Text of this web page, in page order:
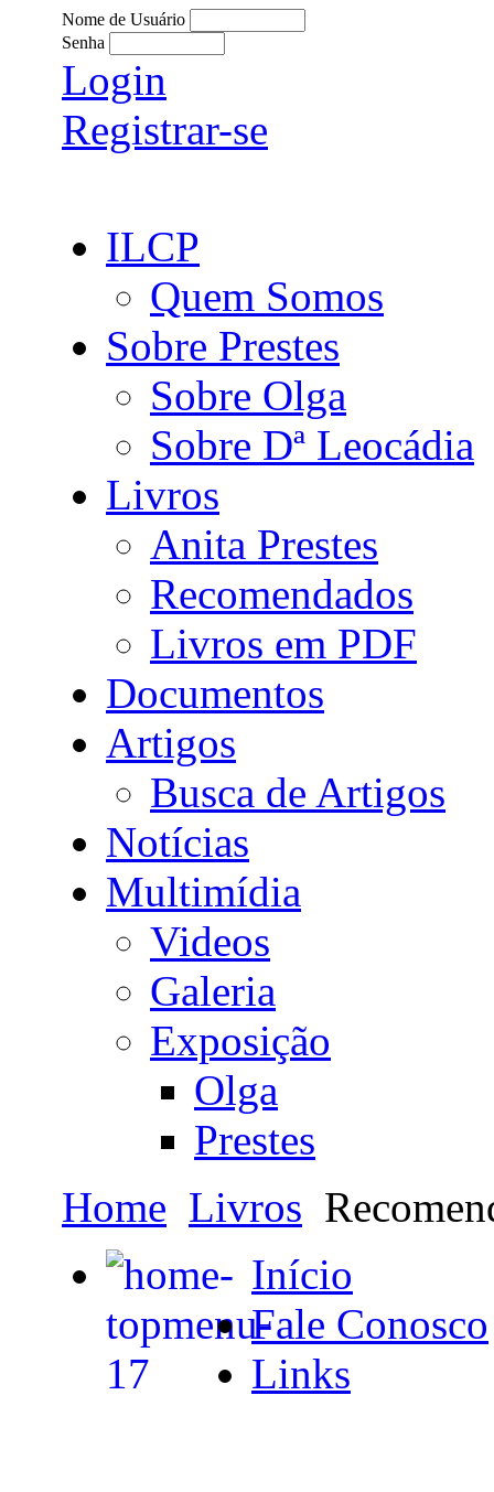
Nome de Usuário
Senha
Login
Registrar-se
ILCP
Quem Somos
Sobre Prestes
Sobre Olga
Sobre Dª Leocádia
Livros
Anita Prestes
Recomendados
Livros em PDF
Documentos
Artigos
Busca de Artigos
Notícias
Multimídia
Videos
Galeria
Exposição
Olga
Prestes
Home Livros
Início
Fale Conosco
Links